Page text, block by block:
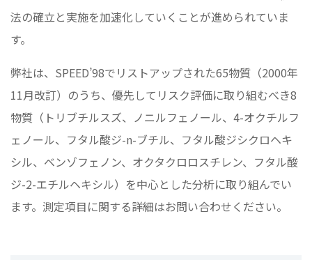
法の確立と実施を加速化していくことが進められていま
す。
弊社は、SPEED’98でリストアップされた65物質（2000年
11月改訂）のうち、優先してリスク評価に取り組むべき8
物質（トリブチルスズ、ノニルフェノール、4-オクチルフ
ェノール、フタル酸ジ-n-ブチル、フタル酸ジシクロヘキ
シル、ベンゾフェノン、オクタクロロスチレン、フタル酸
ジ-2-エチルヘキシル）を中心とした分析に取り組んでい
ます。測定項目に関する詳細はお問い合わせください。